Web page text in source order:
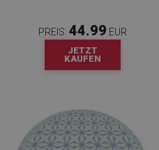
PREIS: 44.99 EUR
JETZT
KAUFEN